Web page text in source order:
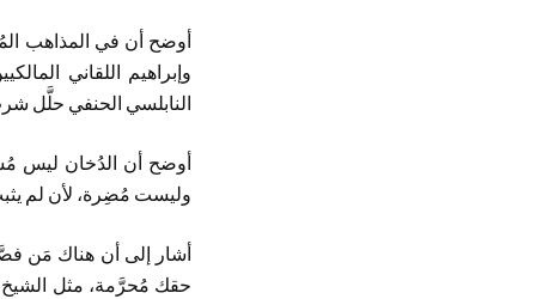
أوضح أن في المذاهب
وإبراهيم اللقاني
النابلسي الحنفي حلَّل
أوضح أن الدُخان ليس
وليست مُضِرة، لأن لم
أشار إلى أن هناك مَن
حقك مُحرَّمة، مثل الشيخ